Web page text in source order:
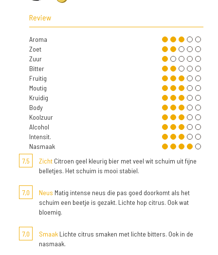
Review
Aroma
Zoet
Zuur
Bitter
Fruitig
Moutig
Kruidig
Body
Koolzuur
Alcohol
Intensit.
Nasmaak
7,5
Zicht Citroen geel kleurig bier met veel wit schuim uit fijne
belletjes. Het schuim is mooi stabiel.
7,0 Neus Matig intense neus die pas goed doorkomt als het
schuim een beetje is gezakt. Lichte hop citrus. Ook wat
bloemig.
7,0 Smaak Lichte citrus smaken met lichte bitters. Ook in de
nasmaak.